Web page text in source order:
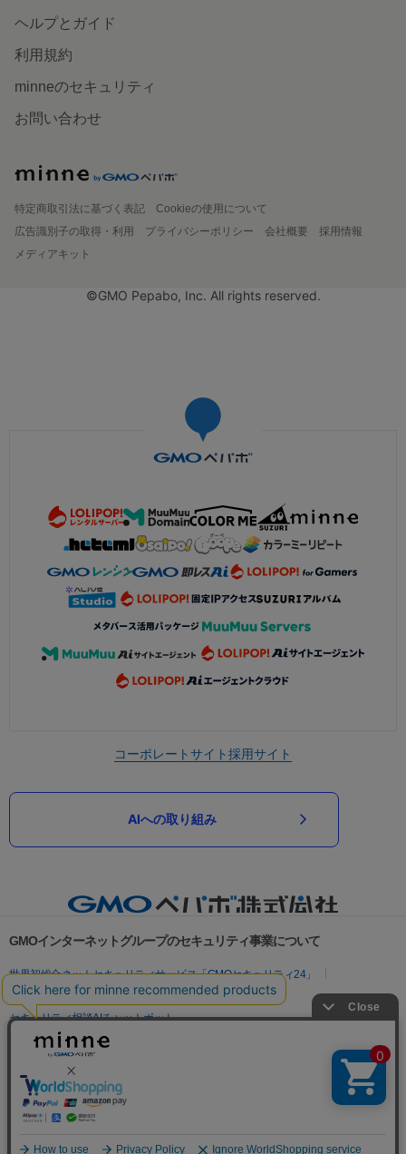
ヘルプとガイド
利用規約
minneのセキュリティ
お問い合わせ
特定商取引法に基づく表記
Cookieの使用について
広告識別子の取得・利用
プライバシーポリシー 会社概要
採用情報
メディアキット
©GMO Pepabo, Inc. All rights reserved.
コーポレートサイト採用サイト
AIへの取り組み
GMOインターネットグループのセキュリティ事業について
世界初総合ネットセキュリティサービス「GMOセキュリティ24」
パスワード漏洩診断
Webサイトリスク診断
セキュリティ相談AIチャットボット
実在証明・盗聴対策
サイバー攻撃対策（GMO Flatt Security）
セキュリティ事業の軌跡